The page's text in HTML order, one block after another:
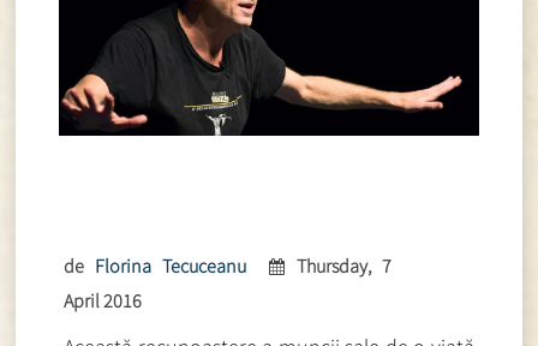
de Florina Tecuceanu
Thursday, 7
April 2016